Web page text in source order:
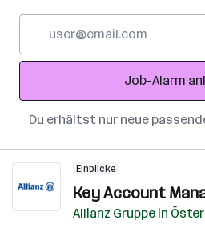
Adresse
Job-Alarm
Du erhältst nur neue
Einblicke
Key Account
Allianz Gruppe in